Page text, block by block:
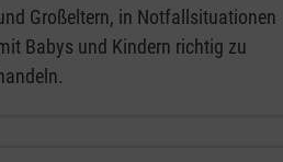
Großeltern, in Notfallsituationen
Babys und Kindern richtig zu
handeln.